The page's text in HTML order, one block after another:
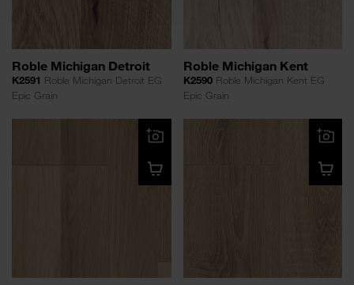
Roble Michigan Detroit
K2591 Roble Michigan Detroit EG
Epic Grain
Roble Michigan Kent
K2590Roble Michigan Kent EG
Epic Grain